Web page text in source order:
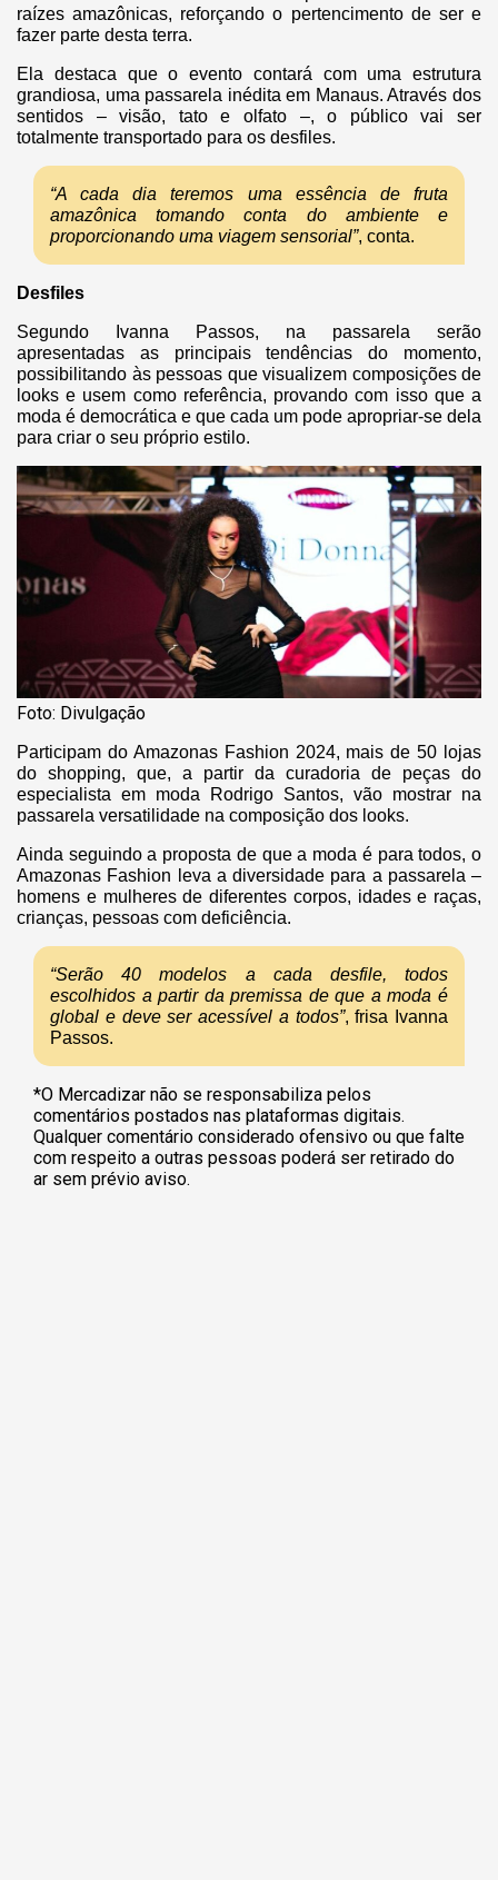
raízes amazônicas, reforçando o pertencimento de ser e
fazer parte desta terra.
Ela destaca que o evento contará com uma estrutura
grandiosa, uma passarela inédita em Manaus. Através dos
sentidos – visão, tato e olfato –, o público vai ser
totalmente transportado para os desfiles.
“A cada dia teremos uma essência de fruta
amazônica tomando conta do ambiente e
proporcionando uma viagem sensorial”, conta.
Desfiles
Segundo Ivanna Passos, na passarela serão
apresentadas as principais tendências do momento,
possibilitando às pessoas que visualizem composições de
looks e usem como referência, provando com isso que a
moda é democrática e que cada um pode apropriar-se dela
para criar o seu próprio estilo.
Foto: Divulgação
Participam do Amazonas Fashion 2024, mais de 50 lojas
do shopping, que, a partir da curadoria de peças do
especialista em moda Rodrigo Santos, vão mostrar na
passarela versatilidade na composição dos looks.
Ainda seguindo a proposta de que a moda é para todos, o
Amazonas Fashion leva a diversidade para a passarela –
homens e mulheres de diferentes corpos, idades e raças,
crianças, pessoas com deficiência.
“Serão 40 modelos a cada desfile, todos
escolhidos a partir da premissa de que a moda é
global e deve ser acessível a todos”, frisa Ivanna
Passos.
*O Mercadizar não se responsabiliza pelos
comentários postados nas plataformas digitais.
Qualquer comentário considerado ofensivo ou que falte
com respeito a outras pessoas poderá ser retirado do
ar sem prévio aviso.